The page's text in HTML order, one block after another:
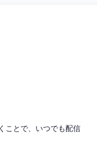
ことで、いつでも配信